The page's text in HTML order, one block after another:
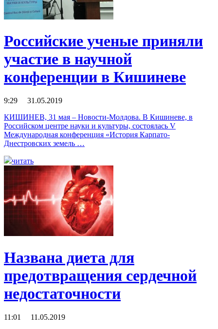
Российские ученые приняли
участие в научной
конференции в Кишиневе
9:29 31.05.2019
КИШИНЕВ, 31 мая – Новости-Молдова. В Кишиневе, в
Российском центре науки и культуры, состоялась V
Международная конференция «История Карпато-
Днестровских земель …
читать
Названа диета для
предотвращения сердечной
недостаточности
11:01 11.05.2019